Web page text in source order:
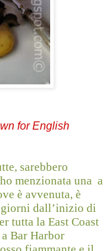
for English
sarebbero
menzionata una a
è avvenuta, è
dall’inizio di
tutta la East Coast
Bar Harbor